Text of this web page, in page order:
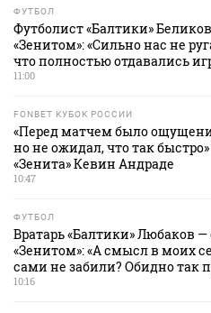
ФУТБОЛ
Футболист «Балтики»
«Зенитом»: «Сильно нас не
что полностью отдавались
11:00
FONBET КУБОК РОССИИ
«Перед матчем было
но не ожидал, что так
«Зенита» Кевин Андраде
10:47
ФУТБОЛ
Вратарь «Балтики» Любаков —
«Зенитом»: «А смысл в моих
сами не забили? Обидно так
10:16